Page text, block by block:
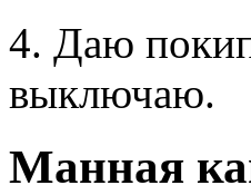
4. Даю
выключаю.
Манная